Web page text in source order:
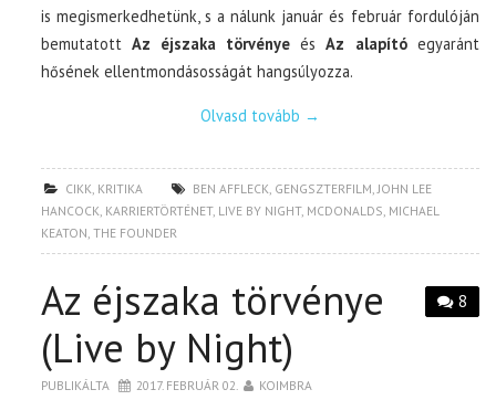
is megismerkedhetünk, s a nálunk január és február fordulóján
bemutatottAz éjszaka törvénye ésAz alapítóegyaránt
hősének ellentmondásosságát hangsúlyozza.
Olvasd tovább →
CIKK KRITIKA BEN AFFLECK GENGSZTERFILM JOHN LEE
HANCOCK KARRIERTÖRTÉNET, LIVE BY NIGHT, MCDONALDS MICHAEL
KEATON ,THE FOUNDER
8
Az éjszaka törvénye
(Live by Night)
PUBLIKÁLTA 2017. FEBRUÁR 02. KOIMBRA